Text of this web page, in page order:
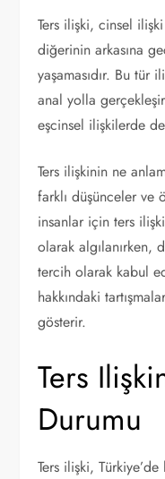
Ters ilişki, cinsel
diğerinin arkasına
yaşamasıdır. Bu tür
anal yolla
eşcinsel ilişkilerde
Ters ilişkinin ne
farklı düşünceler ve
insanlar için ters
olarak
tercih olarak kabul
hakkındaki
gösterir.
Ters
Durumu
Ters ilişki,